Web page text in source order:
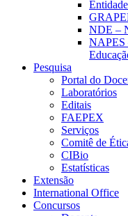
NDE –
NAPES
Pesquisa
Portal do
Laboratórios
Editais
FAEPEX
Serviços
Comitê de
CIBio
Estatísticas
Extensão
International Office
Concursos